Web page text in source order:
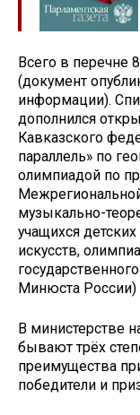
Всего в перечне
(документ
информации).
дополнился
Кавказского
параллель» по
олимпиадой по
музыкально-
учащихся
искусств,
Минюста России)
В министерстве
бывают трёх
преимущества
победители и